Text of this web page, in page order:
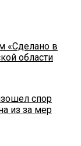
«Сделано в
области
спор
из за мер